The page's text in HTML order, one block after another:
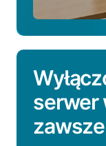
serwer
zawsze